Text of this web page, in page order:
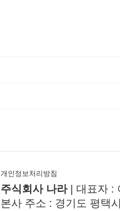
개인정보처리방침
주식회사 나라| 대표자 :
본사 주소 : 경기도 평택